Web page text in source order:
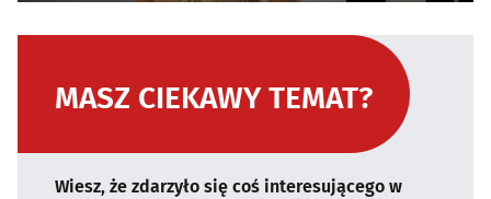
MASZ CIEKAWY TEMAT?
Wiesz, że zdarzyło się coś interesującego w